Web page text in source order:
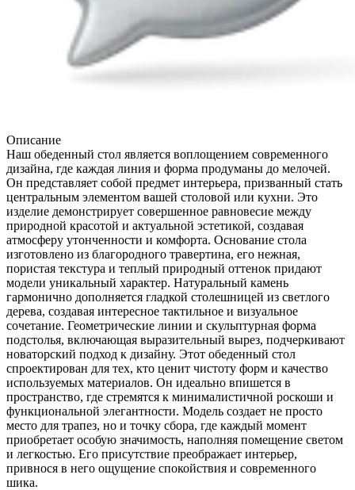
Описание
Наш обеденный стол является воплощением современного
дизайна, где каждая линия и форма продуманы до мелочей.
Он представляет собой предмет интерьера, призванный стать
центральным элементом вашей столовой или кухни. Это
изделие демонстрирует совершенное равновесие между
природной красотой и актуальной эстетикой, создавая
атмосферу утонченности и комфорта. Основание стола
изготовлено из благородного травертина, его нежная,
пористая текстура и теплый природный оттенок придают
модели уникальный характер. Натуральный камень
гармонично дополняется гладкой столешницей из светлого
дерева, создавая интересное тактильное и визуальное
сочетание. Геометрические линии и скульптурная форма
подстолья, включающая выразительный вырез, подчеркивают
новаторский подход к дизайну. Этот обеденный стол
спроектирован для тех, кто ценит чистоту форм и качество
используемых материалов. Он идеально впишется в
пространство, где стремятся к минималистичной роскоши и
функциональной элегантности. Модель создает не просто
место для трапез, но и точку сбора, где каждый момент
приобретает особую значимость, наполняя помещение светом
и легкостью. Его присутствие преображает интерьер,
привнося в него ощущение спокойствия и современного
шика.